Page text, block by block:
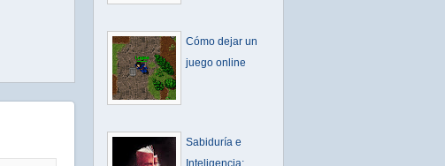
Cómo dejar un
juego online
Sabiduría e
Inteligencia: